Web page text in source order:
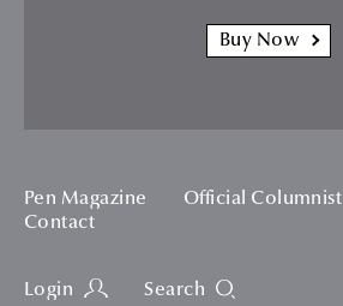
Buy Now
Pen Magazine Official Columnist
Contact
Login Search